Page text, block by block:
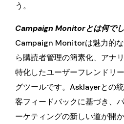
う。
Campaign Monitorとは何でし
Campaign Monitorは魅力的
ら購読者管理の簡素化、アナ
特化したユーザーフレンドリ
グツールです。Asklayerとの
客フィードバックに基づき、
ーケティングの新しい道が開か